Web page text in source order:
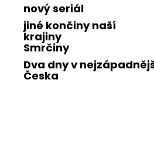
nový seriál
jiné končiny naší
Smrčiny
Dva dny v
Česka